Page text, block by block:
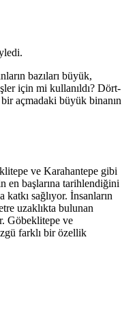
bazıları büyük,
için mi kullanıldı? Dört-
açmadaki büyük binanın
ve Karahantepe gibi
en başlarına tarihlendiğini
sağlıyor. İnsanların
uzaklıkta bulunan
Göbeklitepe ve
farklı bir özellik